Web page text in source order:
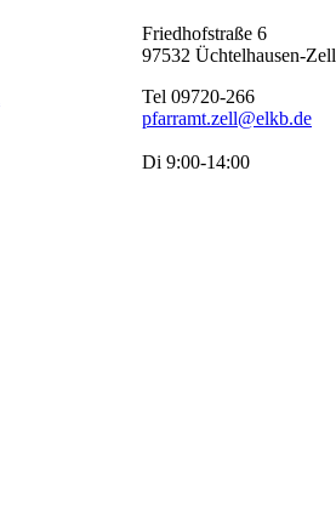
Friedhofstraße 6
97532 Üchtelhausen-Zell
Tel 09720-266
pfarramt.zell@elkb.de
Di 9:00-14:00